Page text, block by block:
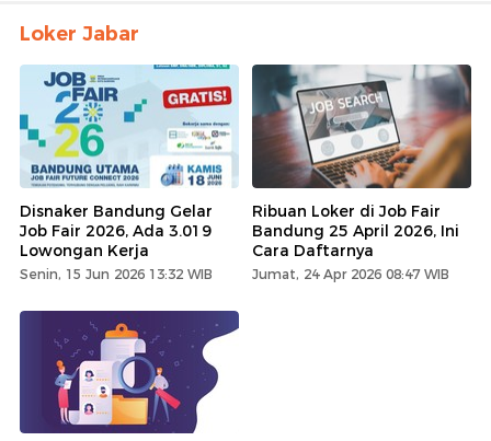
Loker Jabar
Disnaker Bandung Gelar
Job Fair 2026, Ada 3.019
Lowongan Kerja
Senin, 15 Jun 2026 13:32 WIB
Ribuan Loker di Job Fair
Bandung 25 April 2026, Ini
Cara Daftarnya
Jumat, 24 Apr 2026 08:47 WIB